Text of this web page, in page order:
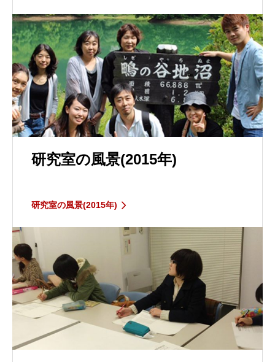
研究室の風景(2015年)
研究室の風景(2015年)